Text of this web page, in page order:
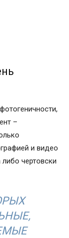
–
и видео
чертовски